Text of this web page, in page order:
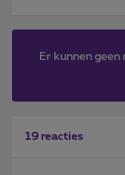
Er kunnen
19 reacties